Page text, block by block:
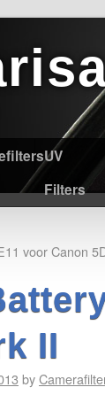
UV
Filters
voor Canon
II
by